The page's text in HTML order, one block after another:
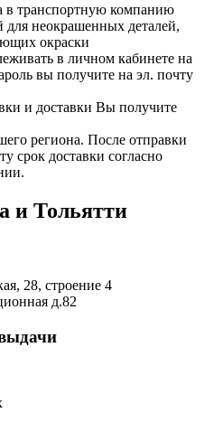
в транспортную компанию
для неокрашенных деталей,
окраски
в личном кабинете на
вы получите на эл. почту
и доставки Вы получите
региона. После отправки
срок доставки согласно
и Тольятти
28, строение 4
д.82